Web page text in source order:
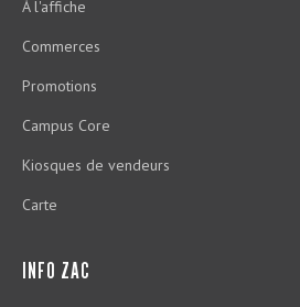
À l'affiche
Commerces
Promotions
Campus Core
Kiosques de vendeurs
Carte
INFO ZAC